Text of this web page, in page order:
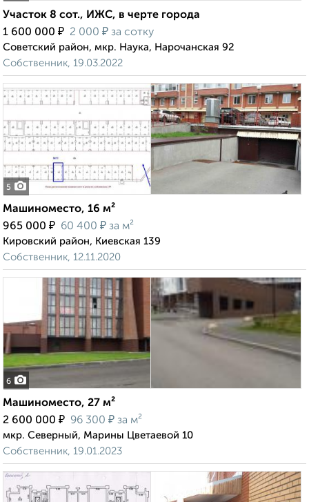
Участок 8 сот., ИЖС, в черте города
1 600 000 ₽ 2 000 ₽ за сотку
Советский район, мкр. Наука, Нарочанская 92
Собственник, 19.03.2022
5
Машиноместо, 16 м²
965 000 ₽ 60 400 ₽ за м²
Кировский район, Киевская 139
Собственник, 12.11.2020
6
Машиноместо, 27 м²
2 600 000 ₽ 96 300 ₽ за м²
мкр. Северный, Марины Цветаевой 10
Собственник, 19.01.2023